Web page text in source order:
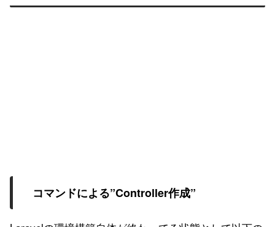
コマンドによる”Controller作成”